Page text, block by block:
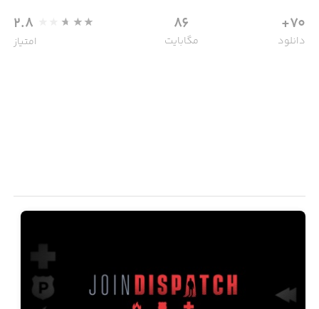
70+
دانلود
86
مگابایت
2.8
امتیاز